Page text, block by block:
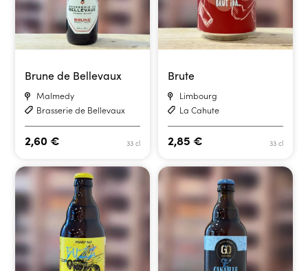
Brune de Bellevaux
Malmedy
Brasserie de Bellevaux
33 cl
2,60€
Brute
Limbourg
La Cahute
33 cl
2,85 €